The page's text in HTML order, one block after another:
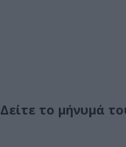
Δείτε το μήνυμά